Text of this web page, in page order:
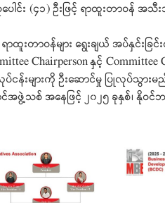
င်း (၄၁) ဦးဖြင့် ရာထူးတာဝန် အသီ
းတာဝန်များ ရွေးချယ် အပ်နှင်း
Chairperson နှင့်
ျားကို ဦးဆောင်မှု ပြုလုပ်သွားမည်
သစ် အနေဖြင့် ၂၀၂၅ ခုနှစ်၊ နိုဝင်